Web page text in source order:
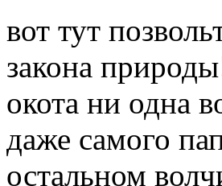
вот тут
закона
окота ни одна
даже самого
остальном